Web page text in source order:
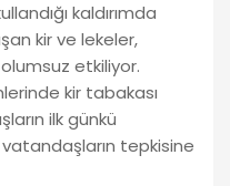
kaldırımda
kir ve lekeler,
etkiliyor.
kir tabakası
ilk günkü
tepkisine